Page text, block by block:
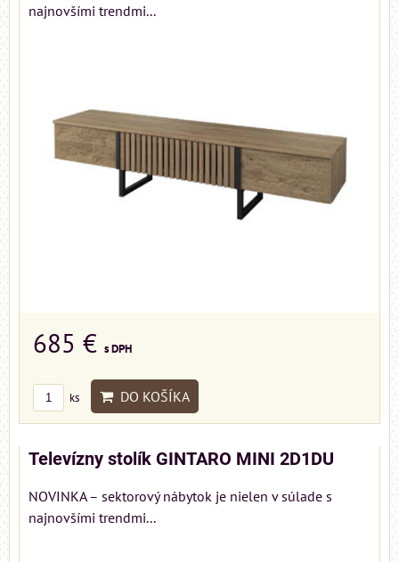
najnovšími trendmi...
685 € s DPH
ks DO KOŠÍKA
Televízny stolík GINTARO MINI 2D1DU
NOVINKA – sektorový nábytok je nielen v súlade s
najnovšími trendmi...